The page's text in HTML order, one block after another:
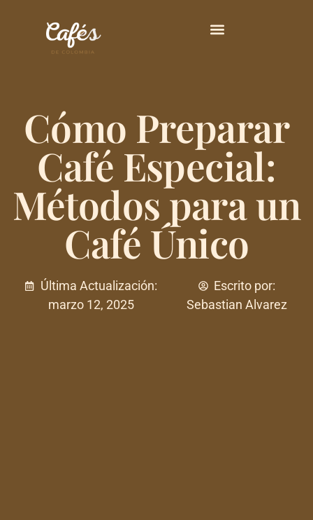
Cómo Preparar
Café Especial:
Métodos para un
Café Único
Última Actualización:
marzo 12, 2025
Escrito por:
Sebastian Alvarez